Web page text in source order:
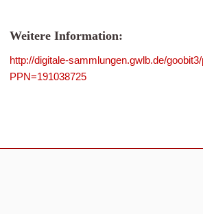
Weitere Information:
http://digitale-sammlungen.gwlb.de/
PPN=191038725